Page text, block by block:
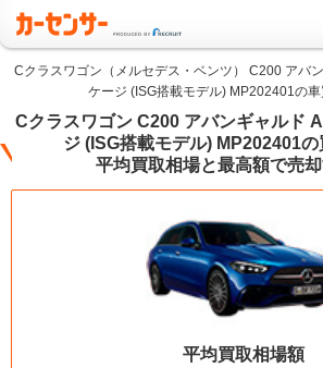
Cクラスワゴン（メルセデス・ベンツ） C200 アバ
ケージ (ISG搭載モデル) MP202401の
Cクラスワゴン C200 アバンギャルド
ジ (ISG搭載モデル) MP202401の
平均買取相場と最高額で売
平均買取相場額